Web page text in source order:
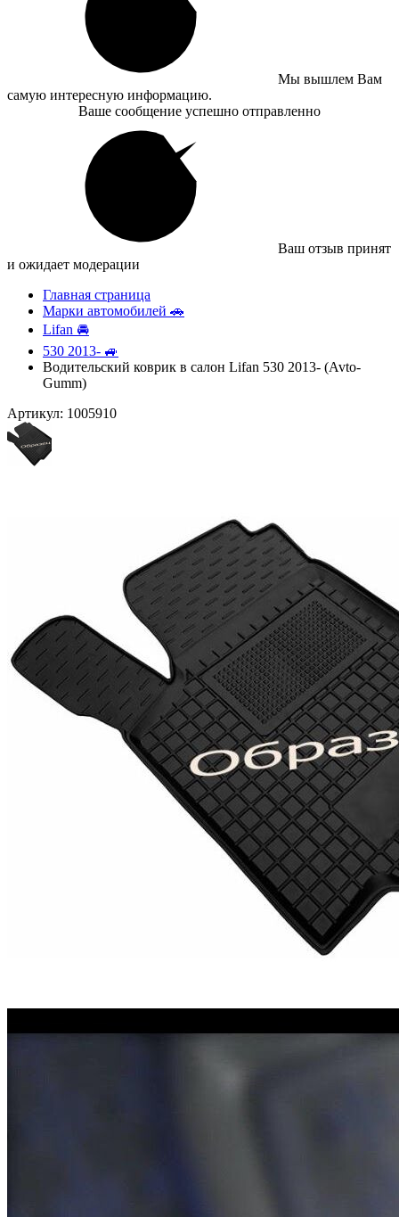
Мы вышлем Вам
самую интересную информацию.
Ваше сообщение успешно отправленно
Ваш отзыв принят
и ожидает модерации
Главная страница
Марки автомобилей 🚗
Lifan 🚘
530 2013- 🚙
Водительский коврик в салон Lifan 530 2013- (Avto-
Gumm)
Артикул: 1005910